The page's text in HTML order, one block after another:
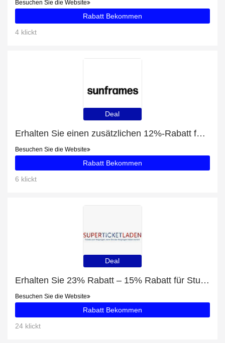
Besuchen Sie die Website
Rabatt Bekommen
4 klickt
Deal
Erhalten Sie einen zusätzlichen 12%-Rabatt für Pepe Jeans PJ7395
Besuchen Sie die Website
Rabatt Bekommen
6 klickt
Deal
Erhalten Sie 23% Rabatt – 15% Rabatt für Studenten und Merrily We Roll Along tickets mit 44% Rabatt
Besuchen Sie die Website
Rabatt Bekommen
24 klickt